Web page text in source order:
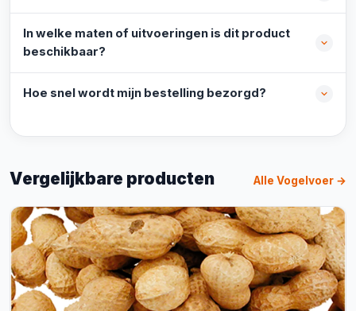
In welke maten of uitvoeringen is dit product
beschikbaar?
Hoe snel wordt mijn bestelling bezorgd?
Vergelijkbare producten Alle Vogelvoer →